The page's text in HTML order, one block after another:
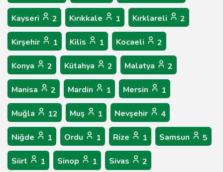
Kayseri 2 Kırıkkale 1 Kırklareli 2
Kırşehir 1 Kilis 1 Kocaeli 2
Konya 2 Kütahya 2 Malatya 2
Manisa 2 Mardin 1 Mersin 1
Muğla 12 Muş 1 Nevşehir 4
Niğde 1 Ordu 1 Rize 1 Samsun 5
Siirt 1 Sinop 1 Sivas 2